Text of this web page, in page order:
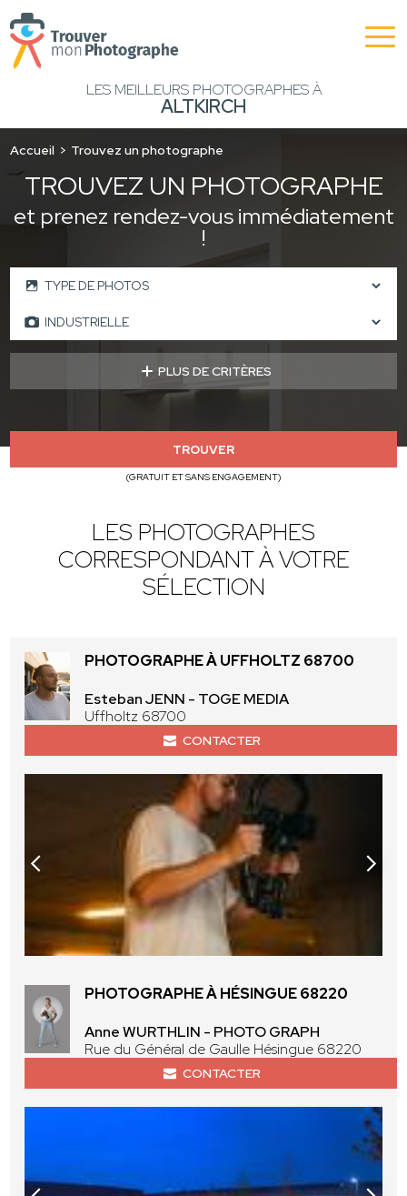
LES MEILLEURS PHOTOGRAPHES À
ALTKIRCH
Accueil Trouvez un photographe
TROUVEZ UN PHOTOGRAPHE
et prenez rendez-vous immédiatement
!
PLUS DE CRITÈRES
TROUVER
(GRATUIT ET SANS ENGAGEMENT)
LES PHOTOGRAPHES
CORRESPONDANT À VOTRE
SÉLECTION
PHOTOGRAPHE À UFFHOLTZ 68700
Esteban JENN - TOGE MEDIA
Uffholtz 68700
CONTACTER
PHOTOGRAPHE À HÉSINGUE 68220
Anne WURTHLIN - PHOTO GRAPH
Rue du Général de Gaulle Hésingue 68220
CONTACTER